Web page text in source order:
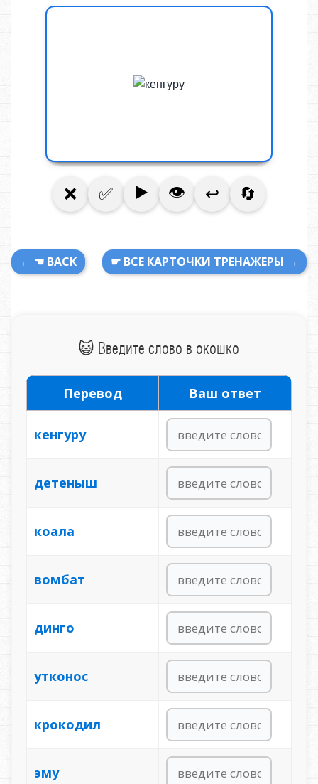
← ☚ BACK ☛ ВСЕ КАРТОЧКИ ТРЕНАЖЕРЫ →
😺 Введите слово в окошко
Перевод Ваш ответ
кенгуру
детеныш
коала
вомбат
динго
утконос
крокодил
эму